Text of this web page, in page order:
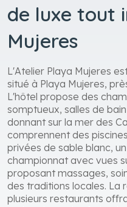
de luxe tout
Mujeres
L'Atelier Playa Mujeres
situé à Playa Mujeres,
L'hôtel propose des
somptueux, salles de
donnant sur la mer des
comprennent des
privées de sable blanc,
championnat avec vues
proposant massages,
des traditions locales. La
plusieurs restaurants